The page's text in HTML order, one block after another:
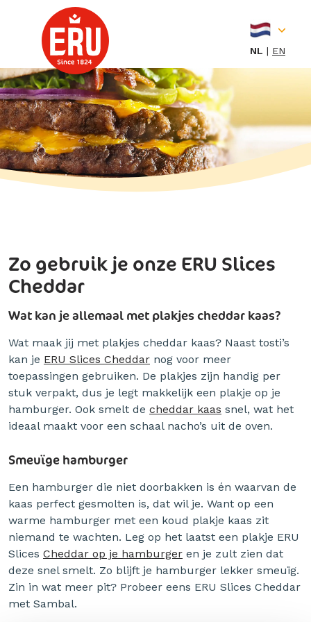
NL EN
Zo gebruik je onze ERU Slices
Cheddar
Wat kan je allemaal met plakjes cheddar kaas?
Wat maak jij met plakjes cheddar kaas? Naast tosti’s
kan je ERU Slices Cheddar nog voor meer
toepassingen gebruiken. De plakjes zijn handig per
stuk verpakt, dus je legt makkelijk een plakje op je
hamburger. Ook smelt de cheddar kaas snel, wat het
ideaal maakt voor een schaal nacho’s uit de oven.
Smeuïge hamburger
Een hamburger die niet doorbakken is én waarvan de
kaas perfect gesmolten is, dat wil je. Want op een
warme hamburger met een koud plakje kaas zit
niemand te wachten. Leg op het laatst een plakje ERU
Slices Cheddar op je hamburger en je zult zien dat
deze snel smelt. Zo blijft je hamburger lekker smeuïg.
Zin in wat meer pit? Probeer eens ERU Slices Cheddar
met Sambal.